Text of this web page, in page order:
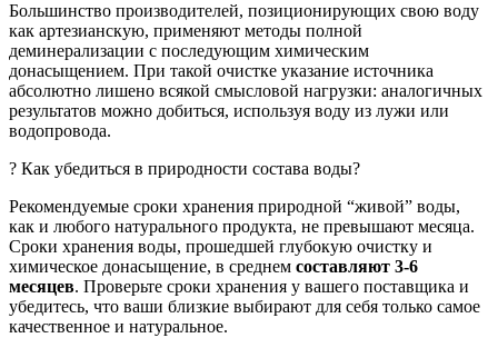
Большинство производителей, позиционирующих свою воду
как артезианскую, применяют методы полной
деминерализации с последующим химическим
донасыщением. При такой очистке указание источника
абсолютно лишено всякой смысловой нагрузки: аналогичных
результатов можно добиться, используя воду из лужи или
водопровода.
? Как убедиться в природности состава воды?
Рекомендуемые сроки хранения природной “живой” воды,
как и любого натурального продукта, не превышают месяца.
Сроки хранения воды, прошедшей глубокую очистку и
химическое донасыщение, в среднем составляют 3-6
месяцев. Проверьте сроки хранения у вашего поставщика и
убедитесь, что ваши близкие выбирают для себя только самое
качественное и натуральное.